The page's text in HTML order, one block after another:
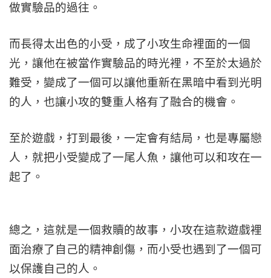
做實驗品的過往。
而長得太出色的小受，成了小攻生命裡面的一個
光，讓他在被當作實驗品的時光裡，不至於太過於
難受，變成了一個可以讓他重新在黑暗中看到光明
的人，也讓小攻的雙重人格有了融合的機會。
至於遊戲，打到最後，一定會有結局，也是專屬戀
人，就把小受變成了一尾人魚，讓他可以和攻在一
起了。
總之，這就是一個救贖的故事，小攻在這款遊戲裡
面治療了自己的精神創傷，而小受也遇到了一個可
以保護自己的人。